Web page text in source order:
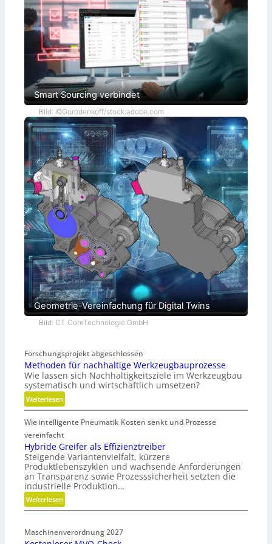
Smart Sourcing verbindet
Bild: ©Gorodenkoff/stock.adobe.com
Geometrie-Vereinfachung für Digital Twins
Bild: CT CoreTechnologie GmbH
Forschungsprojekt abgeschlossen
Methoden für nachhaltige Werkzeugbauprozesse
Wie lassen sich Nachhaltigkeitsziele im Werkzeugbau
systematisch und wirtschaftlich umsetzen?
Weiterlesen:
M
e
t
h
o
d
e
n
f
ü
n
Wie intelligente Pneumatik Kosten senkt und Prozesse
vereinfacht
Hybride Greifer als Effizienztreiber
Steigende Variantenvielfalt, kürzere
Produktlebenszyklen und wachsende Anforderungen
an Transparenz sowie Prozesssicherheit setzten die
industrielle Produktion…
Weiterlesen:
H
b
Maschinenverordnung 2027